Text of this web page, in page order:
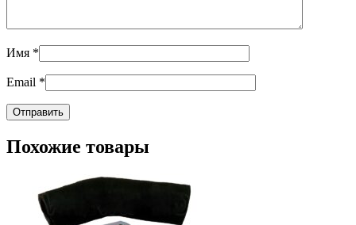
Имя *
Email *
Похожие товары